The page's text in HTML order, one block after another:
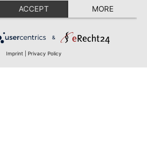
ACCEPT MORE
&
Imprint Privacy Policy